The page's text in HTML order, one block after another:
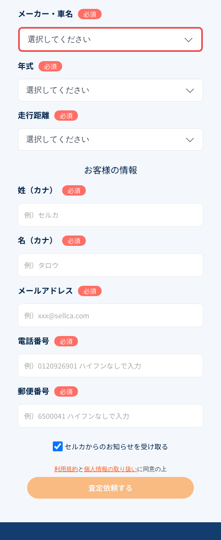
メーカー・車名 必須
選択してください
年式 必須
選択してください
走行距離 必須
選択してください
お客様の情報
姓（カナ） 必須
名（カナ） 必須
メールアドレス 必須
電話番号 必須
郵便番号 必須
セルカからのお知らせを受け取る
利用規約と 個人情報の取り扱いに同意の上
査定依頼する